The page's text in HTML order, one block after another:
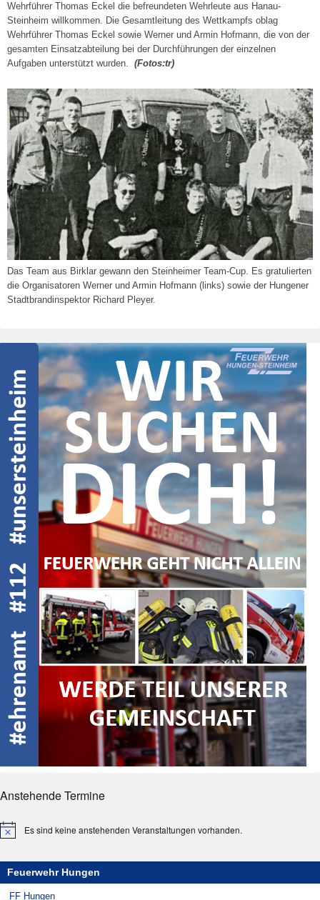
Wehrführer Thomas Eckel die befreundeten Wehrleute aus Hanau-
Steinheim willkommen. Die Gesamtleitung des Wettkampfs oblag
Wehrführer Thomas Eckel sowie Werner und Armin Hofmann, die von der
gesamten Einsatzabteilung bei der Durchführungen der einzelnen
Aufgaben unterstützt wurden. (Fotos:tr)
Das Team aus Birklar gewann den Steinheimer Team-Cup. Es gratulierten
die Organisatoren Werner und Armin Hofmann (links) sowie der Hungener
Stadtbrandinspektor Richard Pleyer.
Anstehende Termine
HinweisEs sind keine anstehenden Veranstaltungen vorhanden.
Feuerwehr Hungen
FF Hungen